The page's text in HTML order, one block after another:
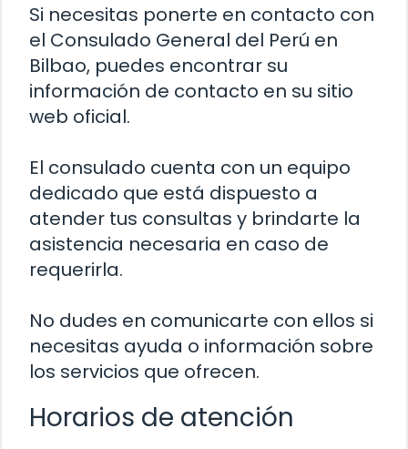
Si necesitas ponerte en contacto con
el Consulado General del Perú en
Bilbao, puedes encontrar su
información de contacto en su sitio
web oficial.
El consulado cuenta con un equipo
dedicado que está dispuesto a
atender tus consultas y brindarte la
asistencia necesaria en caso de
requerirla.
No dudes en comunicarte con ellos si
necesitas ayuda o información sobre
los servicios que ofrecen.
Horarios de atención